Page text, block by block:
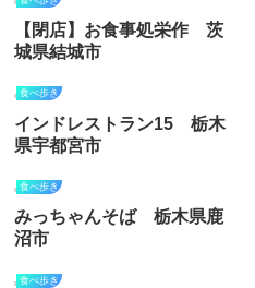
【閉店】お食事処栄作 茨
城県結城市
食べ歩き
インドレストラン15 栃木
県宇都宮市
食べ歩き
みっちゃんそば 栃木県鹿
沼市
食べ歩き